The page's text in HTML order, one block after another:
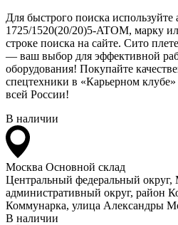
Для быстрого поиска используйте
1725/1520(20/20)5-ATOM, марку
строке поиска на сайте. Сито
— ваш выбор для эффективной
оборудования! Покупайте
спецтехники в «Карьерном
всей России!
В наличии
Москва Основной склад
Центральный федеральный
административный округ, район
Коммунарка, улица Александры
В наличии